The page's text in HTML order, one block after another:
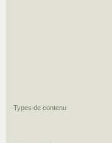
Types de contenu